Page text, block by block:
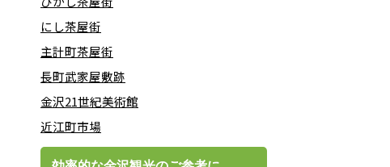
にし茶屋街
主計町茶屋街
長町武家屋敷跡
金沢21世紀美術館
近江町市場